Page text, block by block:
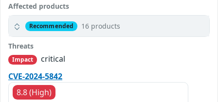
Affected products
Recommended 16 products
Threats
Impact
critical
CVE-2024-5842
8.8 (High)